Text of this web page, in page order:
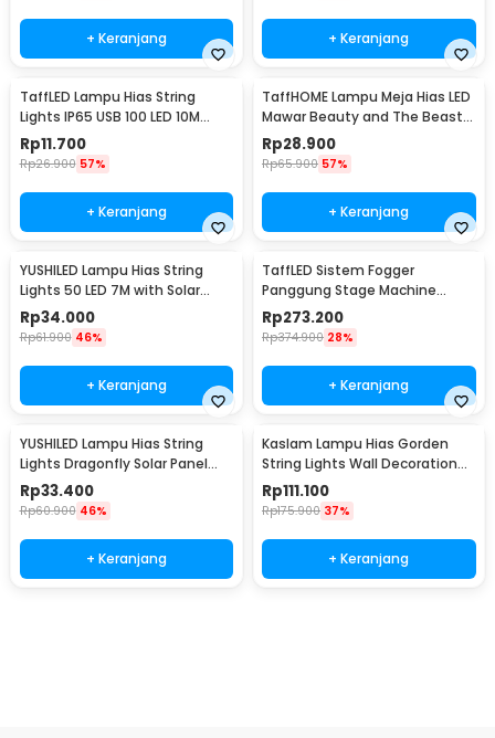
+ Keranjang + Keranjang
TaffLED Lampu Hias String
Lights IP65 USB 100 LED 10M
Warm White - TDC-01
Rp11.700
Rp26.900 57%
+ Keranjang
TaffHOME Lampu Meja Hias LED
Mawar Beauty and The Beast
Warm White - AC01
Rp28.900
Rp65.900 57%
+ Keranjang
YUSHILED Lampu Hias String
Lights 50 LED 7M with Solar
Panel - M072
Rp34.000
Rp61.900 46%
+ Keranjang
TaffLED Sistem Fogger
Panggung Stage Machine
Ejector with RGB LED - KY-
LED500
Rp273.200
Rp374.900 28%
+ Keranjang
YUSHILED Lampu Hias String
Lights Dragonfly Solar Panel
IP65 8 Modes 20 LED - M088
Rp33.400
Rp60.900 46%
+ Keranjang
Kaslam Lampu Hias Gorden
String Lights Wall Decoration
18W 3x3M 320 LED - S-32
Rp111.100
Rp175.900 37%
+ Keranjang